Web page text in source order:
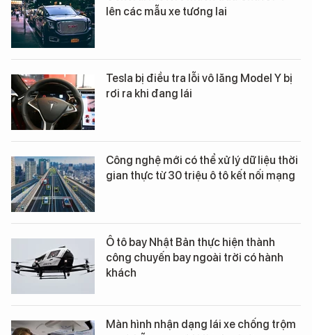
lên các mẫu xe tương lai
Tesla bị điều tra lỗi vô lăng Model Y bị
rơi ra khi đang lái
Công nghệ mới có thể xử lý dữ liệu thời
gian thực từ 30 triệu ô tô kết nối mạng
Ô tô bay Nhật Bản thực hiện thành
công chuyến bay ngoài trời có hành
khách
Màn hình nhận dạng lái xe chống trộm